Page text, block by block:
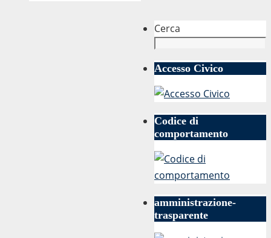
Cerca
Accesso Civico
Codice di
comportamento
amministrazione-
trasparente